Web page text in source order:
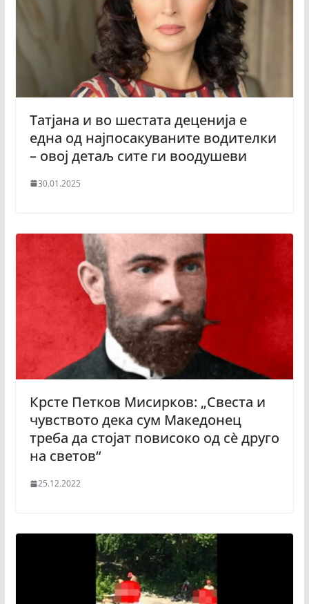
Татјана и во шестата деценија е
една од најпосакуваните водителки
– овој детаљ сите ги воодушеви
30.01.2025
Крсте Петков Мисирков: „Свеста и
чувството дека сум Македонец
треба да стојат повисоко од сѐ друго
на светов“
25.12.2022